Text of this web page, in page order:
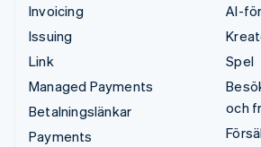
Invoicing
Issuing
Link
Managed Payments
Betalningslänkar
Payments
AI-
Spel
och